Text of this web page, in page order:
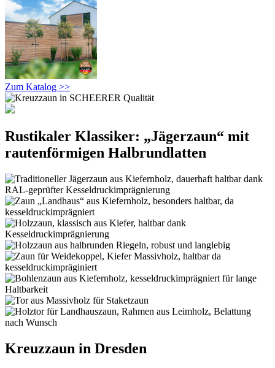
Zum Katalog >>
Rustikaler Klassiker: „Jägerzaun“ mit
rautenförmigen Halbrundlatten
Kreuzzaun in Dresden